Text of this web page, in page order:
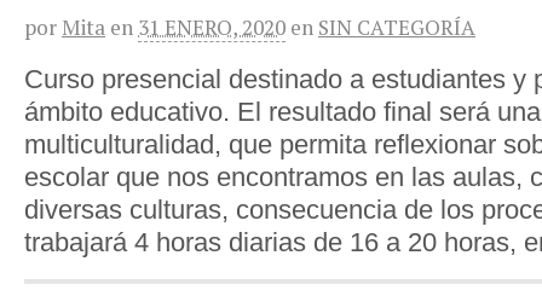
por Mita en 31 ENERO, 2020 en SIN CATEGORÍA
Curso presencial destinado a estudiantes y
ámbito educativo. El resultado final será
multiculturalidad, que permita reflexionar
escolar que nos encontramos en las aulas,
diversas culturas, consecuencia de los
trabajará 4 horas diarias de 16 a 20 horas,